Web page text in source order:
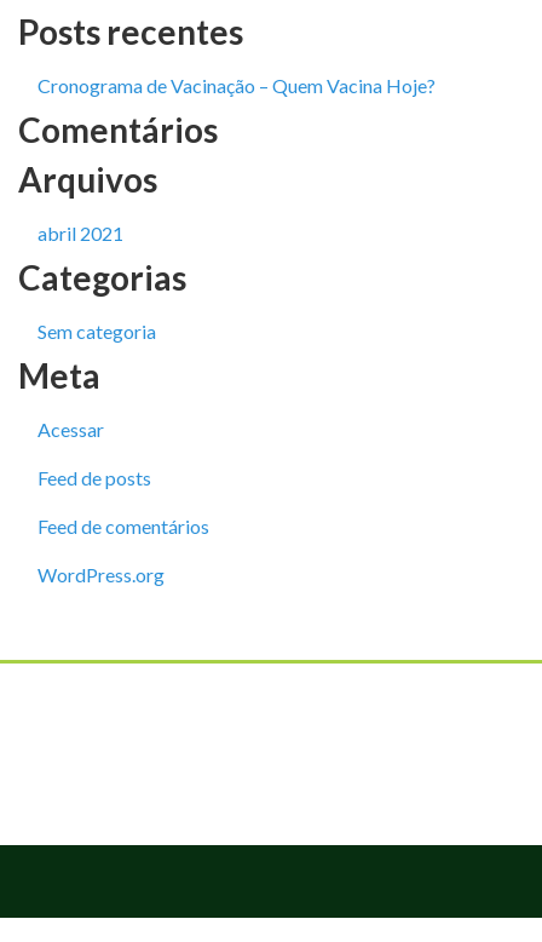
Posts recentes
Cronograma de Vacinação – Quem Vacina Hoje?
Comentários
Arquivos
abril 2021
Categorias
Sem categoria
Meta
Acessar
Feed de posts
Feed de comentários
WordPress.org